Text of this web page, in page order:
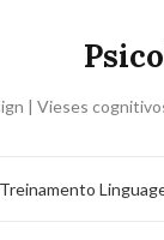
| Vieses
Treinamento